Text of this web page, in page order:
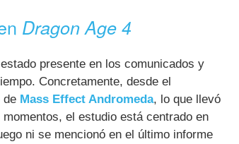
Dragon Age 4
presente en los comunicados y
Concretamente, desde el
de Mass Effect Andromeda, lo que llevó
el estudio está centrado en
ni se mencionó en el último informe